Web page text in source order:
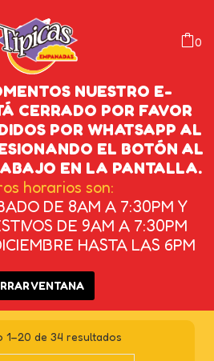
0
HACER
DE CARNE
ETIQUETADOS “COMO
DE CARNE”
1–20 de 34 resultados
NUESTRO E-
CERRADO POR FAVOR
POR WHATSAPP AL
EL BOTÓN AL
EN LA PANTALLA.
horarios son:
DE 8AM A 7:30PM Y
DE 9AM A 7:30PM
HASTA LAS 6PM
VENTANA